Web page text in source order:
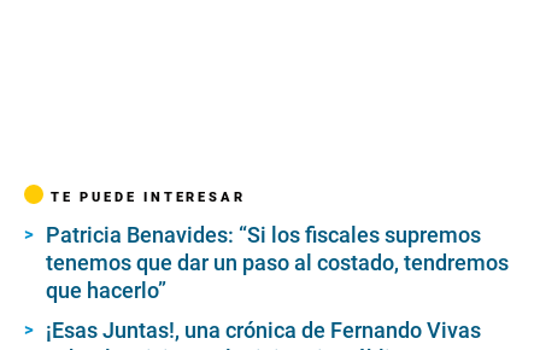
TE PUEDE INTERESAR
Patricia Benavides: “Si los fiscales supremos
tenemos que dar un paso al costado, tendremos
que hacerlo”
¡Esas Juntas!, una crónica de Fernando Vivas